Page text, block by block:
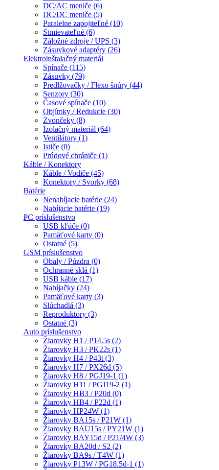
DC/AC meniče (6)
DC/DC meniče (5)
Paralelne zapojiteľné (10)
Stmievateľné (6)
Záložné zdroje / UPS (3)
Zásuvkové adaptéry (26)
Elektroinštalačný materiál
Spínače (115)
Zásuvky (79)
Predlžovačky / Flexo šnúry (44)
Senzory (30)
Časové spínače (10)
Objímky / Redukcie (30)
Zvončeky (8)
Izolačný materiál (64)
Ventilátory (1)
Ističe (0)
Prúdové chrániče (1)
Káble / Konektory
Káble / Vodiče (45)
Konektory / Svorky (68)
Batérie
Nenabíjacie batérie (24)
Nabíjacie batérie (19)
PC príslušenstvo
USB kľúče (0)
Pamäťové karty (0)
Ostatné (5)
GSM príslušenstvo
Obaly / Púzdra (0)
Ochranné sklá (1)
USB káble (17)
Nabíjačky (24)
Pamäťové karty (3)
Slúchadlá (3)
Reproduktory (3)
Ostatné (3)
Auto príslušenstvo
Žiarovky H1 / P14.5s (2)
Žiarovky H3 / PK22s (1)
Žiarovky H4 / P43t (3)
Žiarovky H7 / PX26d (5)
Žiarovky H8 / PGJ19-1 (1)
Žiarovky H11 / PGJ19-2 (1)
Žiarovky HB3 / P20d (0)
Žiarovky HB4 / P22d (1)
Žiarovky HP24W (1)
Žiarovky BA15s / P21W (1)
Žiarovky BAU15s / PY21W (1)
Žiarovky BAY15d / P21/4W (3)
Žiarovky BA20d / S2 (2)
Žiarovky BA9s / T4W (1)
Žiarovky P13W / PG18.5d-1 (1)